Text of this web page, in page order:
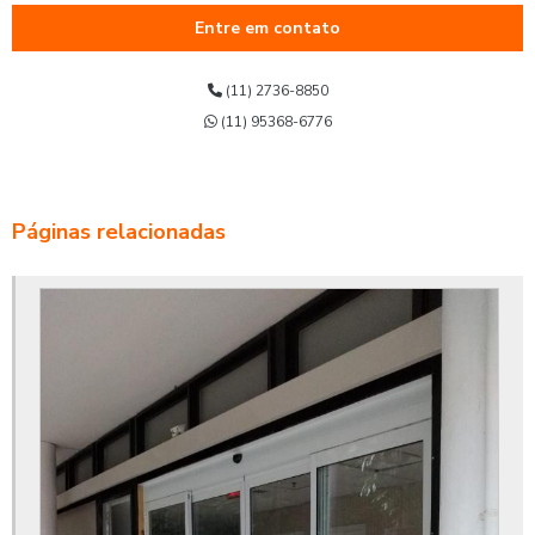
Comprar cancela automática
Conserto de porta automática
Fabricantes de portas automáticas
Fornecedor de cancelas
Fornecedores de portas automáticas
Instalação de porta automática
Instalação de porta automática de vidro
Entre em contato
(11) 2736-8850
(11) 95368-6776
Páginas relacionadas